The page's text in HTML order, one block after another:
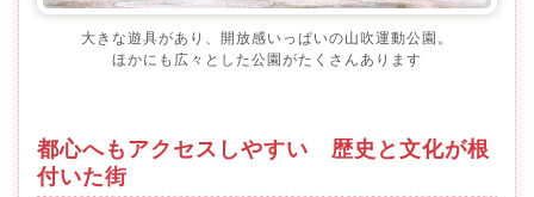
大きな遊具があり、開放感いっぱいの山吹運動公園。
ほかにも広々とした公園がたくさんあります
都心へもアクセスしやすい 歴史と文化が根
付いた街